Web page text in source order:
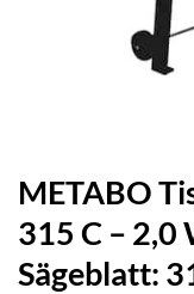
METABO
315 C – 2,0
Sägeblatt: